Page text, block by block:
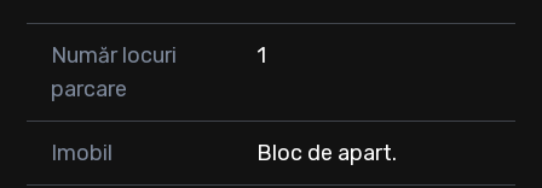
Număr locuri
parcare
1
Imobil Bloc de apart.